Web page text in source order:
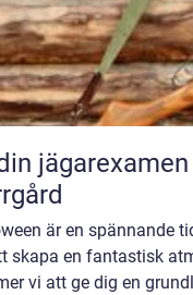
är en spännande
skapa en fantastisk
vi att ge dig en